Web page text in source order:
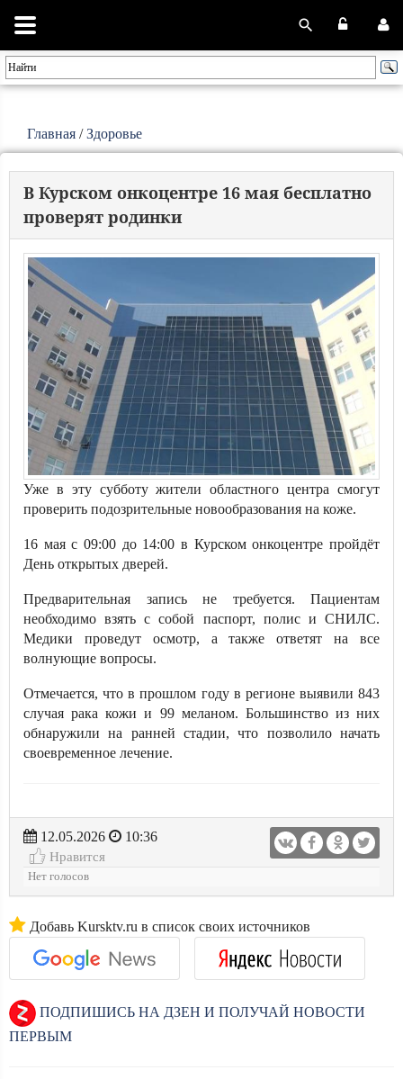
Главная /Здоровье
В Курском онкоцентре 16 мая бесплатно
проверят родинки
Уже в эту субботу жители областного центра смогут
проверить подозрительные новообразования на коже.
16 мая с 09:00 до 14:00 в Курском онкоцентре пройдёт
День открытых дверей.
Предварительная запись не требуется. Пациентам
необходимо взять с собой паспорт, полис и СНИЛС.
Медики проведут осмотр, а также ответят на все
волнующие вопросы.
Отмечается, что в прошлом году в регионе выявили 843
случая рака кожи и 99 меланом. Большинство из них
обнаружили на ранней стадии, что позволило начать
своевременное лечение.
12.05.2026
10:36
Нравится
Нет голосов
Добавь Kursktv.ru в список своих источников
ПОДПИШИСЬ НА ДЗЕН И ПОЛУЧАЙ НОВОСТИ
ПЕРВЫМ